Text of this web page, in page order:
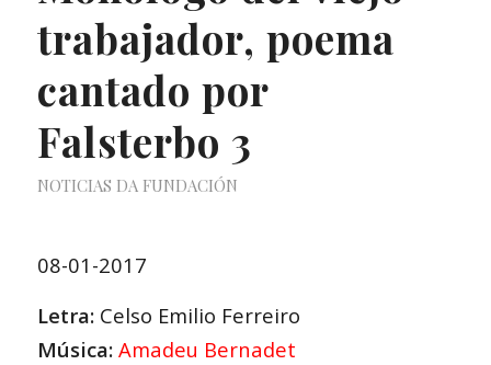
trabajador, poema
cantado por
Falsterbo 3
NOTICIAS DA FUNDACIÓN
08-01-2017
Letra:Celso Emilio Ferreiro
Música:Amadeu Bernadet